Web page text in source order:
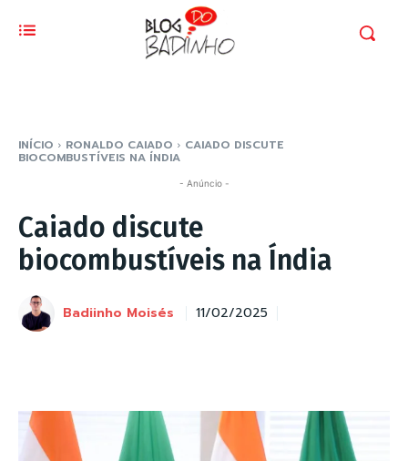
INÍCIO RONALDO CAIADO CAIADO DISCUTE
BIOCOMBUSTÍVEIS NA ÍNDIA
- Anúncio -
Caiado discute
biocombustíveis na Índia
Badiinho Moisés 11/02/2025